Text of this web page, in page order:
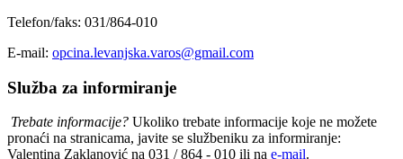
Telefon/faks: 031/864-010
E-mail: opcina.levanjska.varos@gmail.com
Služba za informiranje
Trebate informacije? Ukoliko trebate informacije koje ne možete
pronaći na stranicama, javite se službeniku za informiranje:
Valentina Zaklanović na 031 / 864 - 010 ili na e-mail.